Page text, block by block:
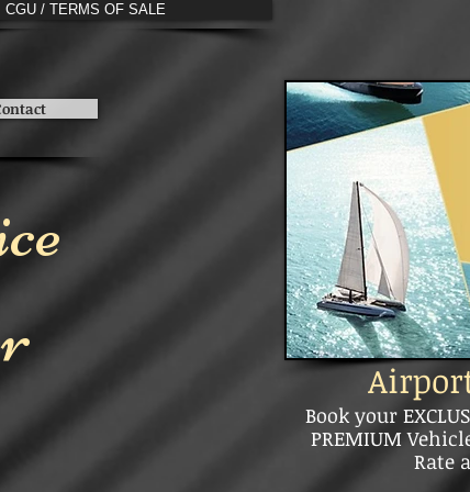
CGU / TERMS OF SALE
Book your
PREMIUM
Rate